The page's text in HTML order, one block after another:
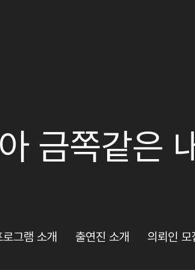
금쪽같은
로그램 소개 출연진 소개 의뢰인 모